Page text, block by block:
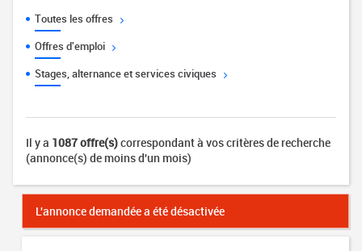
Toutes les offres
Offres d'emploi
Stages, alternance et services civiques
Il y a 1087 offre(s)correspondant à vos critères de recherche
(annonce(s) de moins d'un mois)
L'annonce demandée a été désactivée